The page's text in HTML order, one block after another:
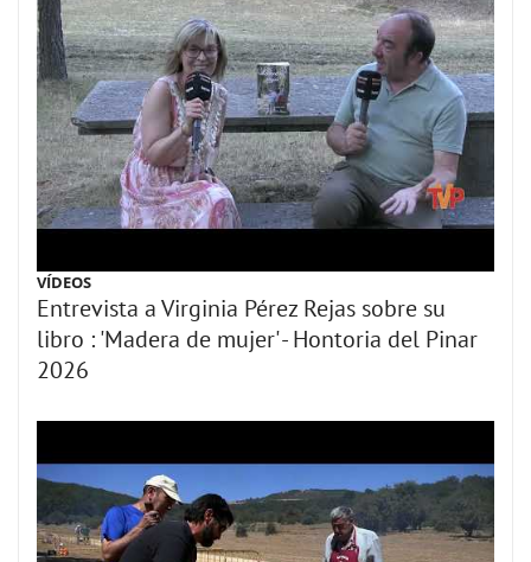
VÍDEOS
Entrevista a Virginia Pérez Rejas sobre su
libro : 'Madera de mujer' - Hontoria del Pinar
2026